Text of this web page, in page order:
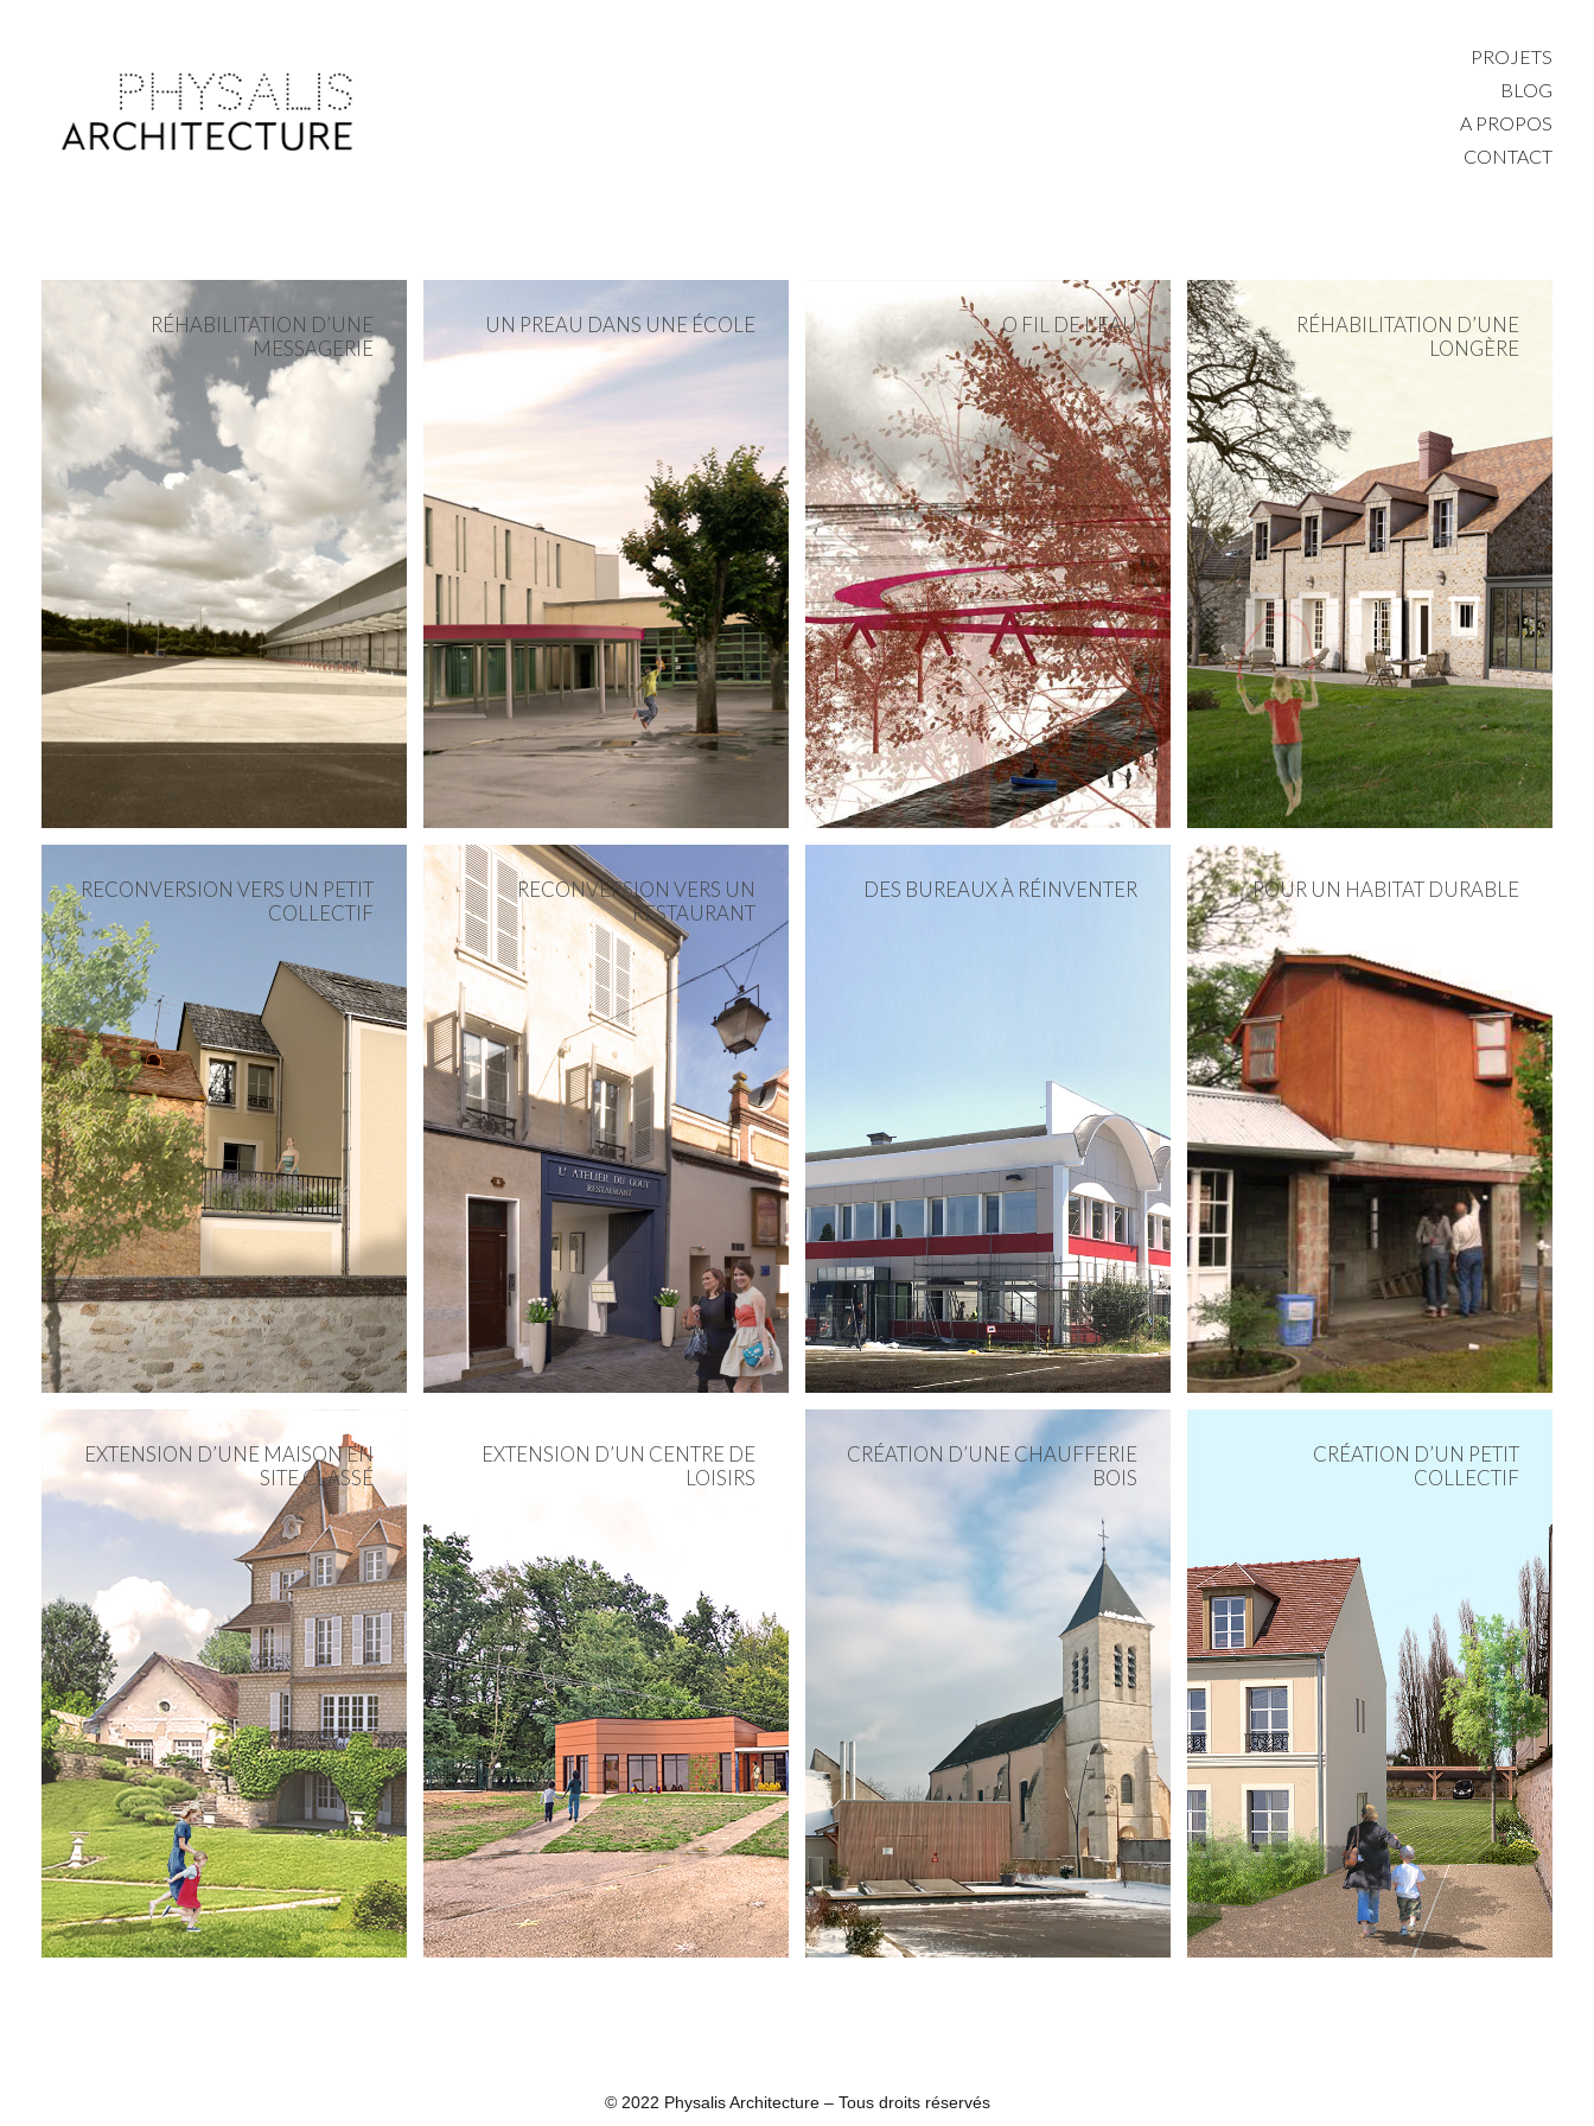
PROJETS
BLOG
A PROPOS
CONTACT
RÉHABILITATION D’UNE
MESSAGERIE
UN PREAU DANS UNE ÉCOLE O FIL DE L’EAU
RÉHABILITATION D’UNE
LONGÈRE
RECONVERSION VERS UN PETIT
COLLECTIF
RECONVERSION VERS UN
RESTAURANT
DES BUREAUX À RÉINVENTER POUR UN HABITAT DURABLE
EXTENSION D’UNE MAISON EN
SITE CLASSÉ
EXTENSION D’UN CENTRE DE
LOISIRS
CRÉATION D’UNE CHAUFFERIE
BOIS
CRÉATION D’UN PETIT
COLLECTIF
© 2022 Physalis Architecture – Tous droits réservés